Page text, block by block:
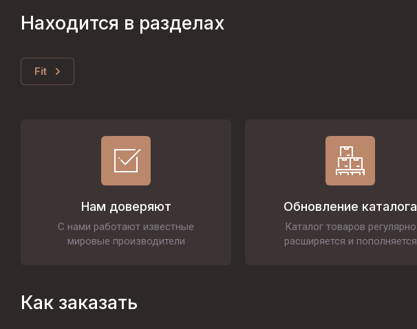
Находится в разделах
Fit
Нам доверяют
С нами работают известные
мировые производители
Обновление каталога
Каталог товаров регулярно
расширяется и пополняется
Как заказать